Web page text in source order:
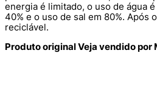
energia é limitado, o uso de água
40% e o uso de sal em 80%. Após
reciclável.
Produto original Veja vendido por